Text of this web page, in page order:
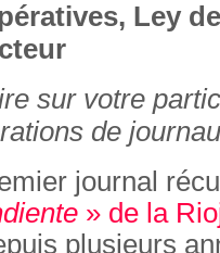
Ley
sur votre
de
journal
» de la
plusieurs